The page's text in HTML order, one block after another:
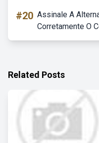
#20 Assinale A
Corretamente O
Related Posts